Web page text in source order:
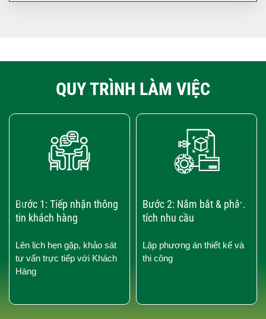
QUY TRÌNH LÀM VIỆC
Bước 1: Tiếp nhận thông
tin khách hàng
Lên lịch hẹn gặp, khảo sát
tư vấn trực tiếp với Khách
Hàng
Bước 2: Nắm bắt & phân
tích nhu cầu
Lập phương án thiết kế và
thi công
›
‹